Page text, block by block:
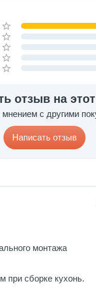
отзыв на
с другими
Написать отзыв
звёзд
монтажа
при сборке кухонь.